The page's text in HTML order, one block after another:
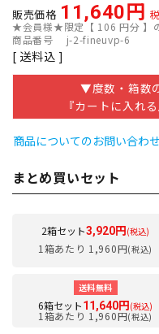
販売価格 11,640
★会員様★限定【 106 円分 】
商品番号
j-2-fineuvp-6
送料込
▼度数・箱数
『カートに入れ
商品についてのお問い合わせ
まとめ買いセット
2箱セット3,920円 (税込)
1箱あたり 1,960円(税込)
送料無料
6箱セット11,640円 (税込)
1箱あたり 1,960円(税込)